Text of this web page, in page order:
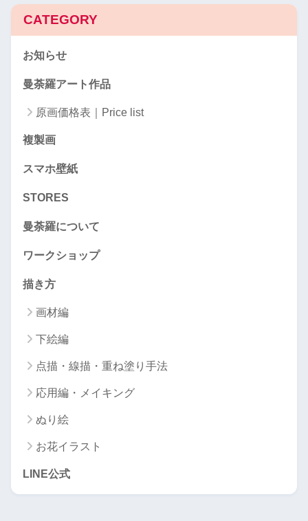
CATEGORY
お知らせ
曼荼羅アート作品
原画価格表｜Price list
複製画
スマホ壁紙
STORES
曼荼羅について
ワークショップ
描き方
画材編
下絵編
点描・線描・重ね塗り手法
応用編・メイキング
ぬり絵
お花イラスト
LINE公式